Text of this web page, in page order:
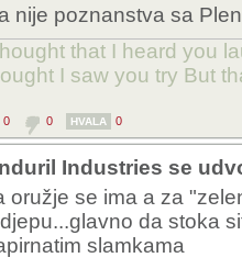
nije poznanstva sa
that I heard you
I saw you try But
0 0 HVALA 0
Industries se
oružje se ima a za
da stoka
slamkama